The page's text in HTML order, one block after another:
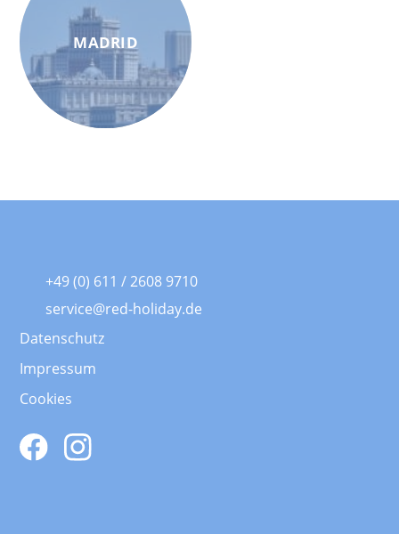
MADRID
+49 (0) 611 / 2608 9710
service@red-holiday.de
Datenschutz
Impressum
Cookies